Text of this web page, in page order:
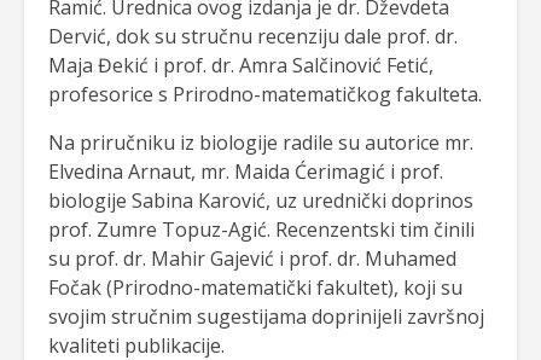
Ramić. Urednica ovog izdanja je dr. Dževdeta
Dervić, dok su stručnu recenziju dale prof. dr.
Maja Đekić i prof. dr. Amra Salčinović Fetić,
profesorice s Prirodno-matematičkog fakulteta.
Na priručniku iz biologije radile su autorice mr.
Elvedina Arnaut, mr. Maida Ćerimagić i prof.
biologije Sabina Karović, uz urednički doprinos
prof. Zumre Topuz-Agić. Recenzentski tim činili
su prof. dr. Mahir Gajević i prof. dr. Muhamed
Fočak (Prirodno-matematički fakultet), koji su
svojim stručnim sugestijama doprinijeli završnoj
kvaliteti publikacije.